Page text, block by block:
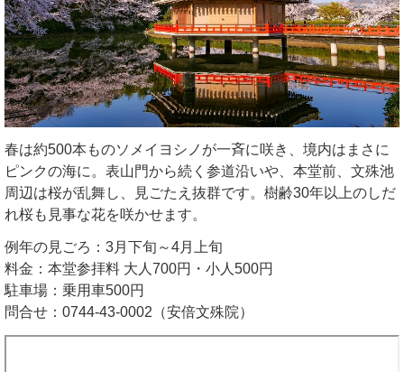
春は約500本ものソメイヨシノが一斉に咲き、境内はまさに
ピンクの海に。表山門から続く参道沿いや、本堂前、文殊池
周辺は桜が乱舞し、見ごたえ抜群です。樹齢30年以上のしだ
れ桜も見事な花を咲かせます。
例年の見ごろ：3月下旬～4月上旬
料金：本堂参拝料 大人700円・小人500円
駐車場：乗用車500円
問合せ：0744-43-0002（安倍文殊院）